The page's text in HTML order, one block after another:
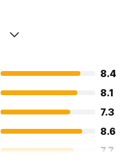
8.4
8.1
7.3
8.6
7.7